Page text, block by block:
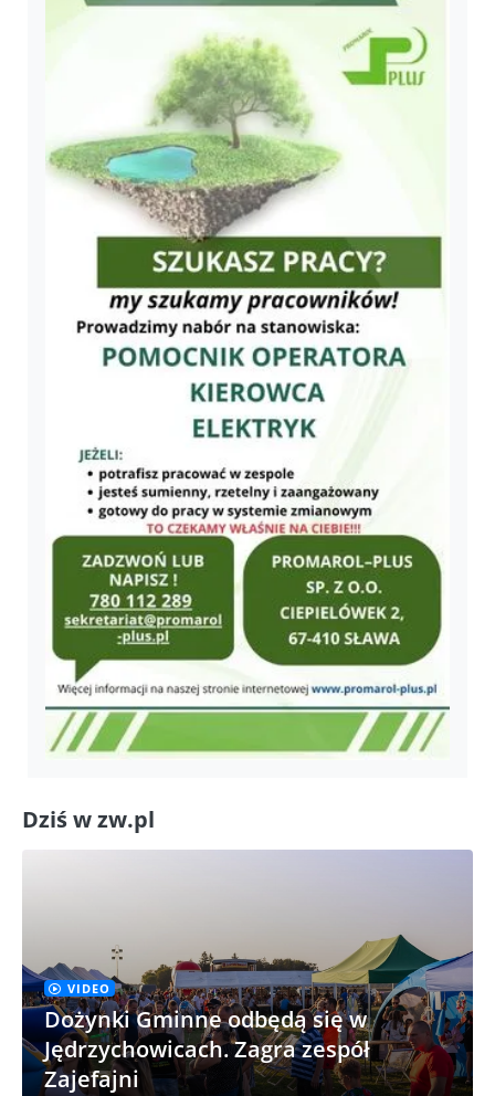
Dziś w zw.pl
VIDEO
Dożynki Gminne odbędą się w
Jędrzychowicach. Zagra zespół
Zajefajni